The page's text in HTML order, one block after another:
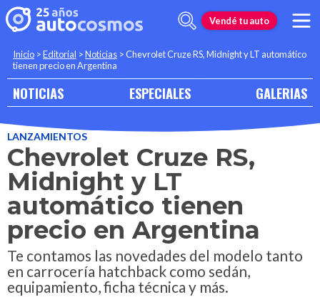
Vendé tu auto
Inicio >Editorial >Noticias >Chevrolet Cruze RS, Midnight y LT automático
tienen precio en Argentina
NOTICIAS ESPECIALES GALERIAS
LANZAMIENTOS
Chevrolet Cruze RS,
Midnight y LT
automático tienen
precio en Argentina
Te contamos las novedades del modelo tanto
en carrocería hatchback como sedán,
equipamiento, ficha técnica y más.